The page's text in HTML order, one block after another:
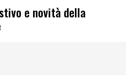
e novità della